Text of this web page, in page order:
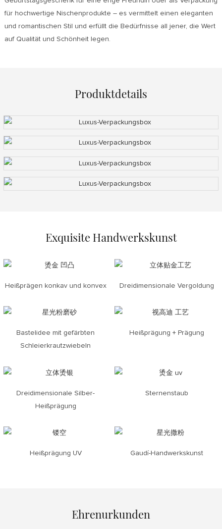
für hochwertige Nischenprodukte – es vermittelt einen eleganten
und romantischen Stil und erfüllt die Bedürfnisse all jener, die Wert
auf Qualität und Schönheit legen.
Produktdetails
Exquisite Handwerkskunst
Heißprägen konkav und konvex Dreidimensionale Vergoldung
Bastelidee mit gefärbten
Schleierkrautzwiebeln
Heißprägung + Prägung
Dreidimensionale Silber-
Heißprägung
Sternenstaub
Heißprägung UV Gaudí-Handwerkskunst
Ehrenurkunden